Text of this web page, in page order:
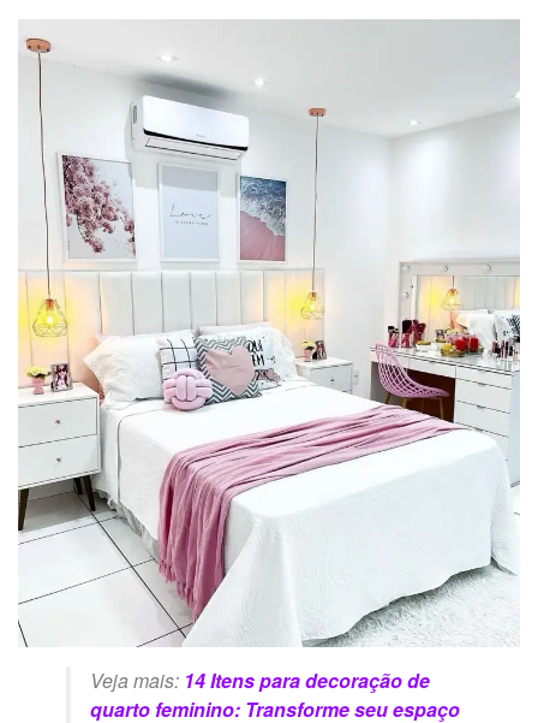
Veja mais: 14 Itens para decoração de
quarto feminino: Transforme seu espaço